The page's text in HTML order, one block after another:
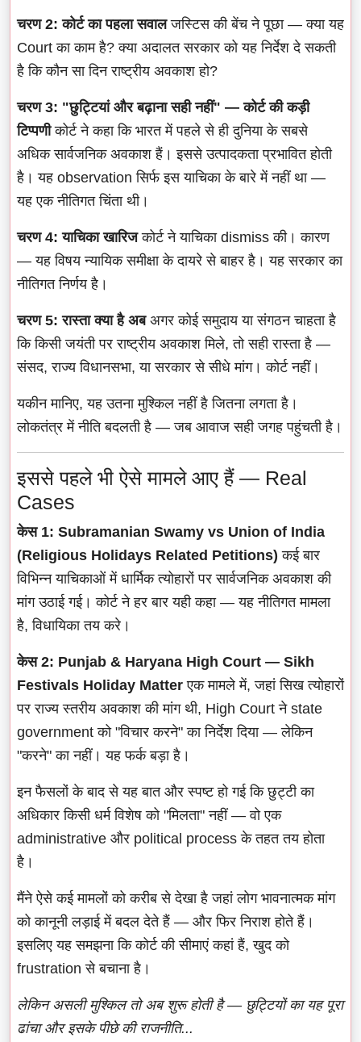
चरण 2: कोर्ट का पहला सवालजस्टिस की बेंच ने पूछा — क्या यह
Court का काम है? क्या अदालत सरकार को यह निर्देश दे सकती
है कि कौन सा दिन राष्ट्रीय अवकाश हो?
चरण 3: "छुट्टियां और बढ़ाना सही नहीं" — कोर्ट की कड़ी
टिप्पणीकोर्ट ने कहा कि भारत में पहले से ही दुनिया के सबसे
अधिक सार्वजनिक अवकाश हैं। इससे उत्पादकता प्रभावित होती
है। यह observation सिर्फ इस याचिका के बारे में नहीं था —
यह एक नीतिगत चिंता थी।
चरण 4: याचिका खारिजकोर्ट ने याचिका dismiss की। कारण
— यह विषय न्यायिक समीक्षा के दायरे से बाहर है। यह सरकार का
नीतिगत निर्णय है।
चरण 5: रास्ता क्या है अबअगर कोई समुदाय या संगठन चाहता है
कि किसी जयंती पर राष्ट्रीय अवकाश मिले, तो सही रास्ता है —
संसद, राज्य विधानसभा, या सरकार से सीधे मांग। कोर्ट नहीं।
यकीन मानिए, यह उतना मुश्किल नहीं है जितना लगता है।
लोकतंत्र में नीति बदलती है — जब आवाज सही जगह पहुंचती है।
इससे पहले भी ऐसे मामले आए हैं — Real
Cases
केस 1: Subramanian Swamy vs Union of India
(Religious Holidays Related Petitions) कई बार
विभिन्न याचिकाओं में धार्मिक त्योहारों पर सार्वजनिक अवकाश की
मांग उठाई गई। कोर्ट ने हर बार यही कहा — यह नीतिगत मामला
है, विधायिका तय करे।
केस 2: Punjab & Haryana High Court — Sikh
Festivals Holiday Matter एक मामले में, जहां सिख त्योहारों
पर राज्य स्तरीय अवकाश की मांग थी, High Court ने state
government को "विचार करने" का निर्देश दिया — लेकिन
"करने" का नहीं। यह फर्क बड़ा है।
इन फैसलों के बाद से यह बात और स्पष्ट हो गई कि छुट्टी का
अधिकार किसी धर्म विशेष को "मिलता" नहीं — वो एक
administrative और political process के तहत तय होता
है।
मैंने ऐसे कई मामलों को करीब से देखा है जहां लोग भावनात्मक मांग
को कानूनी लड़ाई में बदल देते हैं — और फिर निराश होते हैं।
इसलिए यह समझना कि कोर्ट की सीमाएं कहां हैं, खुद को
frustration से बचाना है।
लेकिन असली मुश्किल तो अब शुरू होती है — छुट्टियों का यह पूरा
ढांचा और इसके पीछे की राजनीति...